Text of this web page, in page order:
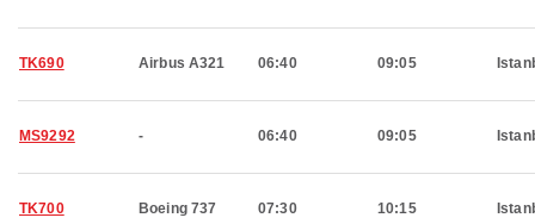
TK690 Airbus A321 06:40 09:05
MS9292 - 06:40 09:05
TK700 Boeing 737 07:30 10:15